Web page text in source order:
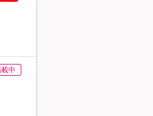
中